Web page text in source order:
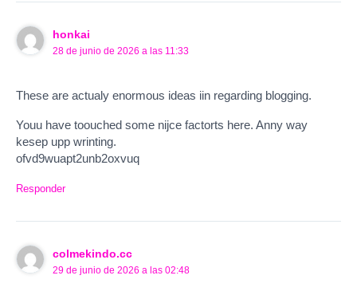
honkai
28 de junio de 2026 a las 11:33
These are actualy enormous ideas iin regarding blogging.
Youu have toouched some nijce factorts here. Anny way
kesep upp wrinting.
ofvd9wuapt2unb2oxvuq
Responder
colmekindo.cc
29 de junio de 2026 a las 02:48